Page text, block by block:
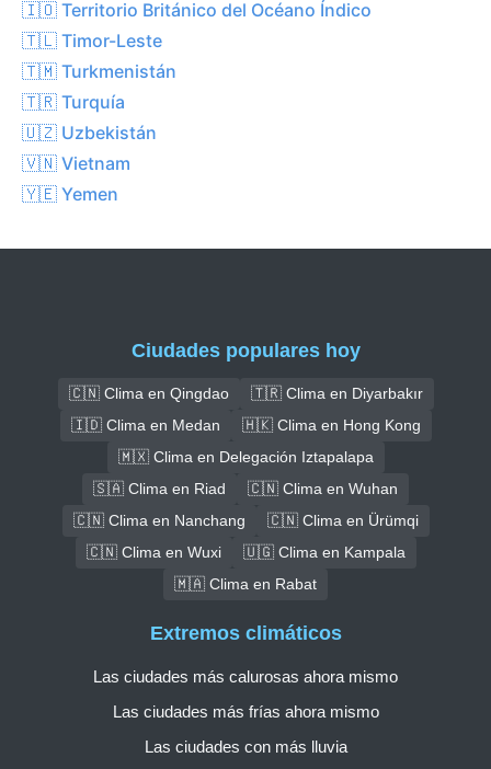
🇮🇴 Territorio Británico del Océano Índico
🇹🇱 Timor-Leste
🇹🇲 Turkmenistán
🇹🇷 Turquía
🇺🇿 Uzbekistán
🇻🇳 Vietnam
🇾🇪 Yemen
Ciudades populares hoy
🇨🇳 Clima en Qingdao
🇹🇷 Clima en Diyarbakır
🇮🇩 Clima en Medan
🇭🇰 Clima en Hong Kong
🇲🇽 Clima en Delegación Iztapalapa
🇸🇦 Clima en Riad
🇨🇳 Clima en Wuhan
🇨🇳 Clima en Nanchang
🇨🇳 Clima en Ürümqi
🇨🇳 Clima en Wuxi
🇺🇬 Clima en Kampala
🇲🇦 Clima en Rabat
Extremos climáticos
Las ciudades más calurosas ahora mismo
Las ciudades más frías ahora mismo
Las ciudades con más lluvia